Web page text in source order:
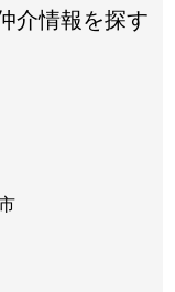
介情報を探す